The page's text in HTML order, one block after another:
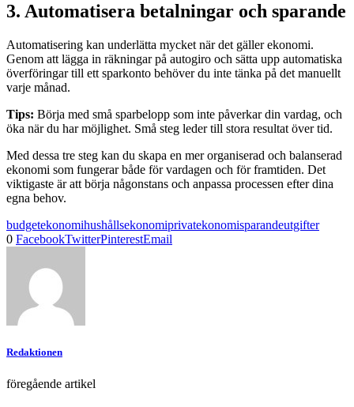
3. Automatisera betalningar och sparande
Automatisering kan underlätta mycket när det gäller ekonomi.
Genom att lägga in räkningar på autogiro och sätta upp automatiska
överföringar till ett sparkonto behöver du inte tänka på det manuellt
varje månad.
Tips: Börja med små sparbelopp som inte påverkar din vardag, och
öka när du har möjlighet. Små steg leder till stora resultat över tid.
Med dessa tre steg kan du skapa en mer organiserad och balanserad
ekonomi som fungerar både för vardagen och för framtiden. Det
viktigaste är att börja någonstans och anpassa processen efter dina
egna behov.
budgetekonomihushållsekonomiprivatekonomisparandeutgifter
0 FacebookTwitterPinterestEmail
Redaktionen
föregående artikel